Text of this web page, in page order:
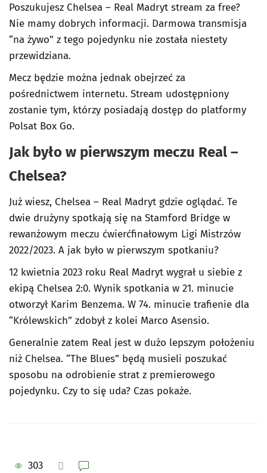
Poszukujesz Chelsea – Real Madryt stream za free?
Nie mamy dobrych informacji. Darmowa transmisja
“na żywo” z tego pojedynku nie została niestety
przewidziana.
Mecz będzie można jednak obejrzeć za
pośrednictwem internetu. Stream udostępniony
zostanie tym, którzy posiadają dostęp do platformy
Polsat Box Go.
Jak było w pierwszym meczu Real –
Chelsea?
Już wiesz, Chelsea – Real Madryt gdzie oglądać. Te
dwie drużyny spotkają się na Stamford Bridge w
rewanżowym meczu ćwierćfinałowym Ligi Mistrzów
2022/2023. A jak było w pierwszym spotkaniu?
12 kwietnia 2023 roku Real Madryt wygrał u siebie z
ekipą Chelsea 2:0. Wynik spotkania w 21. minucie
otworzył Karim Benzema. W 74. minucie trafienie dla
“Królewskich” zdobył z kolei Marco Asensio.
Generalnie zatem Real jest w dużo lepszym położeniu
niż Chelsea. “The Blues” będą musieli poszukać
sposobu na odrobienie strat z premierowego
pojedynku. Czy to się uda? Czas pokaże.
303